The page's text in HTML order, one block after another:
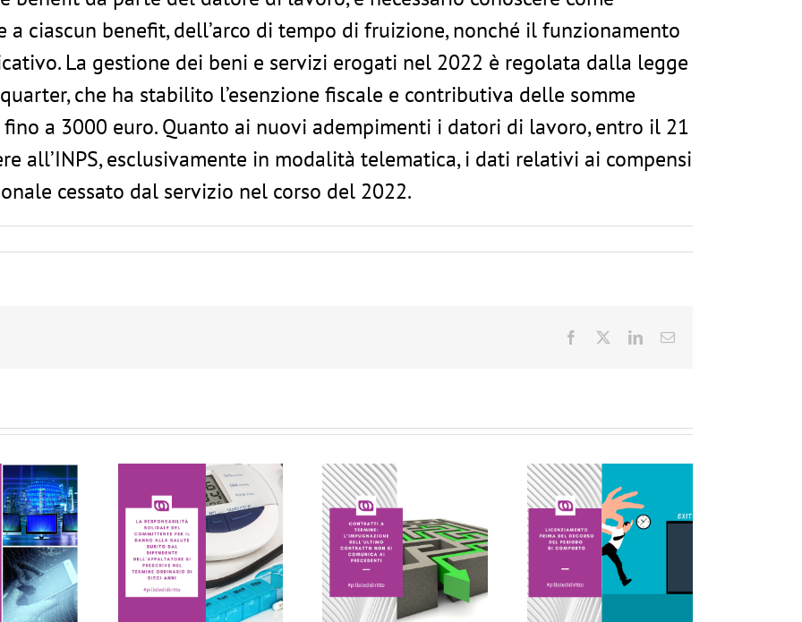
ciascun benefit, dell’arco di tempo di fruizione, nonché il funzionamento
La gestione dei beni e servizi erogati nel 2022 è regolata dalla legge
che ha stabilito l’esenzione fiscale e contributiva delle somme
a 3000 euro. Quanto ai nuovi adempimenti i datori di lavoro, entro il 21
all’INPS, esclusivamente in modalità telematica, i dati relativi ai compensi
cessato dal servizio nel corso del 2022.
Facebook LinkedInEmail
PILLOLE DEL
VENERDI’
LE PILLOLE DEL
VENERDI’
LE PILLOLE DEL
VENERDI’